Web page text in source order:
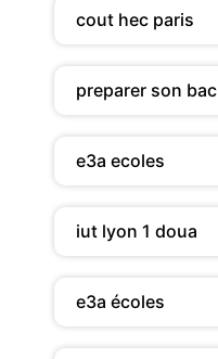
cout hec paris
preparer son bac
e3a ecoles
iut lyon 1 doua
e3a écoles